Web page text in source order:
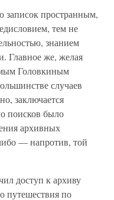
пространным,
тем не
знанием
Главное же, желая
Головкиным
случаев
заключается
поисков было
архивных
— напротив, той
доступ к архиву
путешествия по